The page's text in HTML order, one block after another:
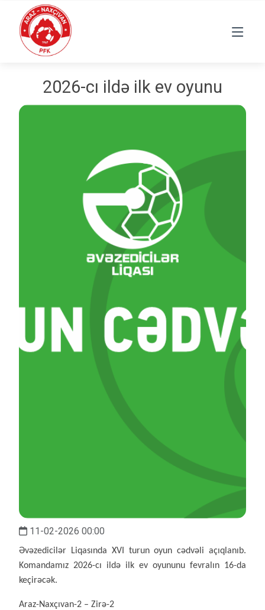
2026-cı ildə ilk ev oyunu
11-02-2026 00:00
Əvəzedicilər Liqasında XVI turun oyun cədvəli açıqlanıb.
Komandamız 2026-cı ildə ilk ev oyununu fevralın 16-da
keçirəcək.
Araz-Naxçıvan-2 – Zirə-2